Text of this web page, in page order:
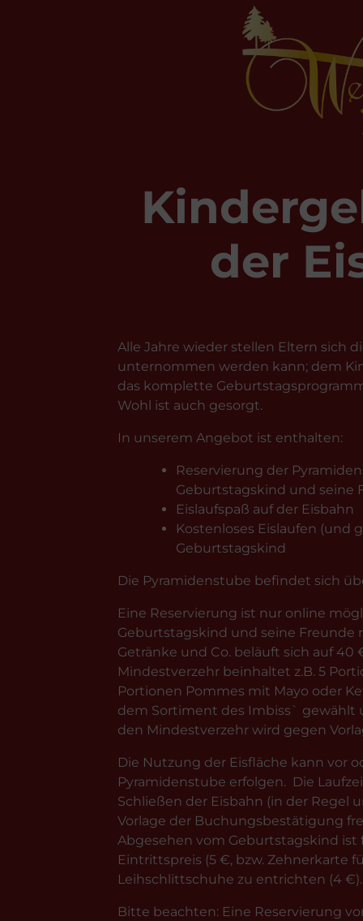
der
Alle Jahre wieder stellen Eltern sich
unternommen werden kann; dem
das komplette
Wohl ist auch gesorgt.
In unserem Angebot ist enthalten:
Reservierung der
Geburtstagskind und seine
Eislaufspaß auf der Eisbahn
Kostenloses Eislaufen (und
Geburtstagskind
Die Pyramidenstube befindet sich
Eine Reservierung ist nur online
Geburtstagskind und seine Freunde
Getränke und Co. beläuft sich auf
Mindestverzehr beinhaltet z.B. 5
Portionen Pommes mit Mayo oder
dem Sortiment des Imbiss` gewählt
den Mindestverzehr wird gegen
Die Nutzung der Eisfläche kann vor
Pyramidenstube erfolgen. Die
Schließen der Eisbahn (in der Regel
Vorlage der Buchungsbestätigung
Abgesehen vom Geburtstagskind
Eintrittspreis (5 €, bzw. Zehnerkarte
Leihschlittschuhe zu entrichten (4 €).
Bitte beachten: Eine Reservierung